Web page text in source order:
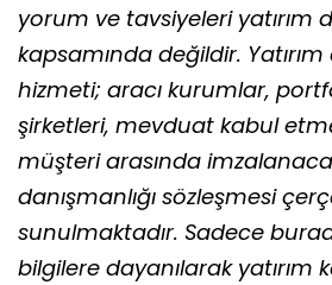
yorum ve tavsiyeleri yatırım
kapsamında değildir. Yatırım
hizmeti; aracı kurumlar,
şirketleri, mevduat kabul
müşteri arasında
danışmanlığı sözleşmesi
sunulmaktadır. Sadece
bilgilere dayanılarak yatırım